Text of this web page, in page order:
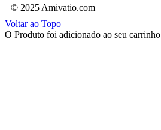
© 2025 Amivatio.com
Voltar ao Topo
O Produto foi adicionado ao seu carrinho